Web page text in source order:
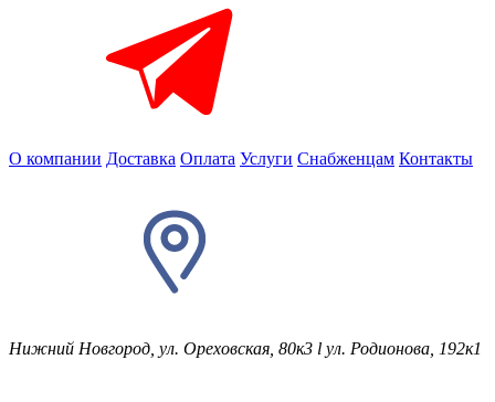
О компании Доставка Оплата Услуги Снабженцам Контакты
Нижний Новгород, ул. Ореховская, 80к3 l ул. Родионова, 192к1